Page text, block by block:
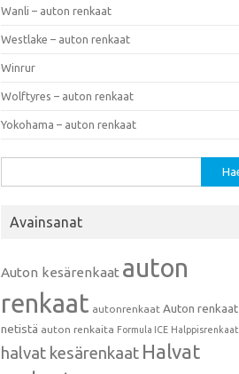
Wanli – auton renkaat
Westlake – auton renkaat
Winrur
Wolftyres – auton renkaat
Yokohama – auton renkaat
Avainsanat
Auton kesärenkaat auton
renkaat autonrenkaat Auton renkaat
netistä auton renkaita Formula ICE Halppisrenkaat
halvat kesärenkaat Halvat